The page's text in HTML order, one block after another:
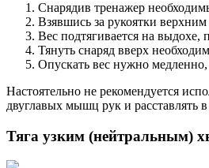
Снарядив тренажер
Взявшись за рукоятки
Вес подтягивается на выдохе,
Тянуть снаряд вверх
Опускать вес нужно
Настоятельно не рекомендуется
двуглавых мышц рук и расставлять
Тяга узким (нейтральным)